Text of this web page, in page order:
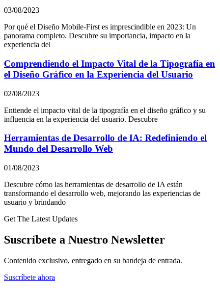
03/08/2023
Por qué el Diseño Mobile-First es imprescindible en 2023: Un
panorama completo. Descubre su importancia, impacto en la
experiencia del
Comprendiendo el Impacto Vital de la Tipografía en
el Diseño Gráfico en la Experiencia del Usuario
02/08/2023
Entiende el impacto vital de la tipografía en el diseño gráfico y su
influencia en la experiencia del usuario. Descubre
Herramientas de Desarrollo de IA: Redefiniendo el
Mundo del Desarrollo Web
01/08/2023
Descubre cómo las herramientas de desarrollo de IA están
transformando el desarrollo web, mejorando las experiencias de
usuario y brindando
Get The Latest Updates
Suscríbete a Nuestro Newsletter
Contenido exclusivo, entregado en su bandeja de entrada.
Suscríbete ahora